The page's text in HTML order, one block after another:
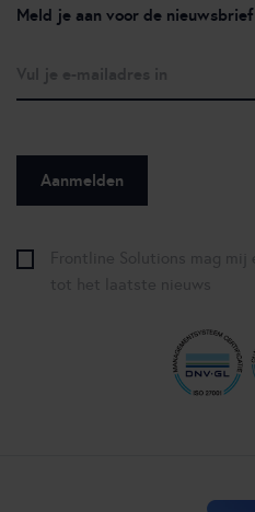
Meld je aan voor de nieuwsbrief